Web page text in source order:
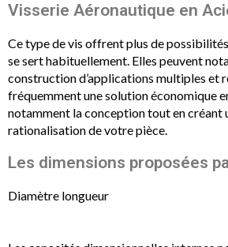
Visserie Aéronautique en
Ce type de vis offrent plus de possibilités
se sert habituellement. Elles peuvent
construction d’applications multiples et
fréquemment une solution économique
notamment la conception tout en créant
rationalisation de votre pièce.
Les dimensions proposées
Diamètre longueur